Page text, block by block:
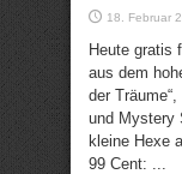
18. Februar
Heute gratis
aus dem
der
und Mystery
kleine Hexe
99 Cent: ...